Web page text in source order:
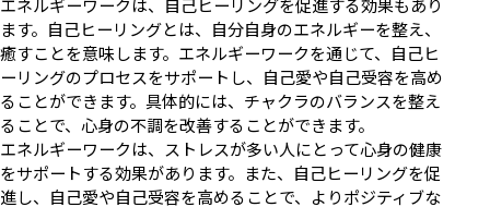
エネルギーワークは、自己ヒーリングを促進する効果もあり
ます。自己ヒーリングとは、自分自身のエネルギーを整え、
癒すことを意味します。エネルギーワークを通じて、自己ヒ
ーリングのプロセスをサポートし、自己愛や自己受容を高め
ることができます。具体的には、チャクラのバランスを整え
ることで、心身の不調を改善することができます。
エネルギーワークは、ストレスが多い人にとって心身の健康
をサポートする効果があります。また、自己ヒーリングを促
進し、自己愛や自己受容を高めることで、よりポジティブな